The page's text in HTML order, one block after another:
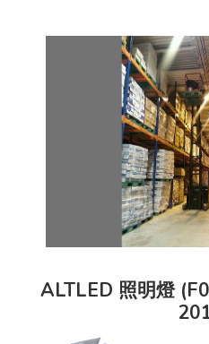
ALTLED 照明燈